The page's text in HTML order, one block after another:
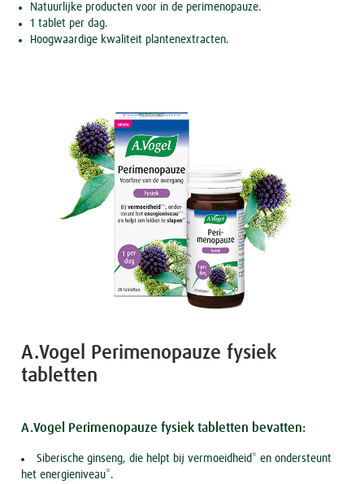
Natuurlijke producten voor in de perimenopauze.
1 tablet per dag.
Hoogwaardige kwaliteit plantenextracten.
A.Vogel Perimenopauze fysiek
tabletten
A.Vogel Perimenopauze fysiek tabletten bevatten:
Siberische ginseng, die helpt bij vermoeidheid* en ondersteunt
het energieniveau*.